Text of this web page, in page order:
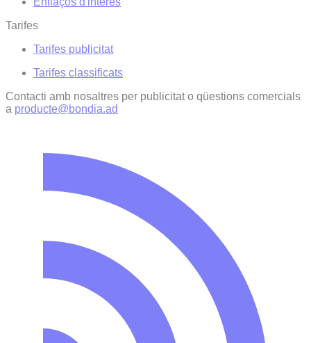
Tarifes
Tarifes publicitat
Tarifes classificats
Contacti amb nosaltres per publicitat o qüestions comercials
a producte@bondia.ad